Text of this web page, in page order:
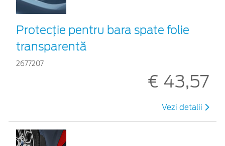
Protecţie pentru bara spate folie
transparentă
2677207
€ 43,57
Vezi detalii